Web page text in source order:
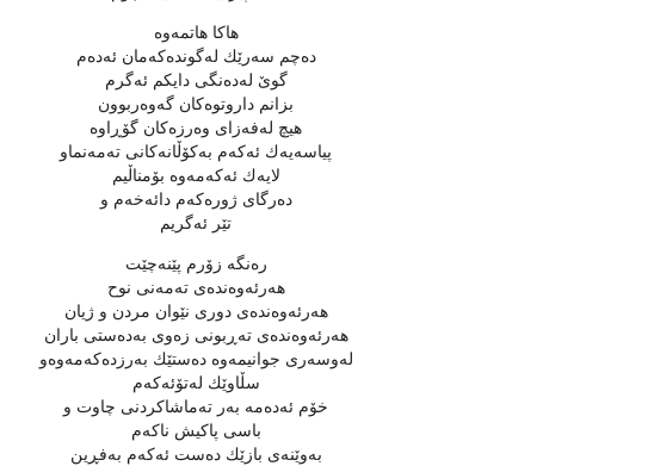
هاكا هاتمه‌وه‌
ده‌چم سه‌رێك له‌گونده‌كه‌مان ئه‌ده‌م
گوێ‌ له‌ده‌نگی دایكم ئه‌گرم
بزانم داروتوه‌كان گه‌وه‌ربوون
هیچ له‌فه‌زای وه‌رزه‌كان گۆڕاوه‌
پیاسه‌یه‌ك ئه‌كه‌م به‌كۆڵانه‌كانی ته‌مه‌نماو
لایه‌ك ئه‌كه‌مه‌وه‌ بۆمناڵیم
ده‌رگای ژوره‌كه‌م دائه‌خه‌م و
تێر ئه‌گریم
ره‌نگه‌ زۆرم پێنه‌چێت
هه‌رئه‌وه‌نده‌ی ته‌مه‌نی نوح
هه‌رئه‌وه‌نده‌ی دوری نێوان مردن و ژیان
هه‌رئه‌وه‌نده‌ی ته‌ڕبونی زه‌وی به‌ده‌ستی باران
له‌وسه‌ری جوانیمه‌وه‌ ده‌ستێك به‌رزده‌كه‌مه‌وه‌و
سڵاوێك له‌تۆئه‌كه‌م
خۆم ئه‌ده‌مه‌ به‌ر ته‌ماشاكردنی چاوت و
باسی پاكیش ناكه‌م
به‌وێنه‌ی بازێك ده‌ست ئه‌كه‌م به‌فڕین